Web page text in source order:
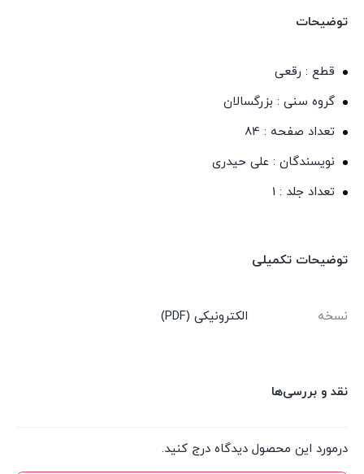
توضیحات
قطع : رقعی
گروه سنی : بزرگسالان
تعداد صفحه : 84
نویسندگان : علی حیدری
تعداد جلد : 1
توضیحات تکمیلی
نسخه الکترونیکی (PDF)
نقد و بررسی‌ها
درمورد این محصول دیدگاه درج کنید.